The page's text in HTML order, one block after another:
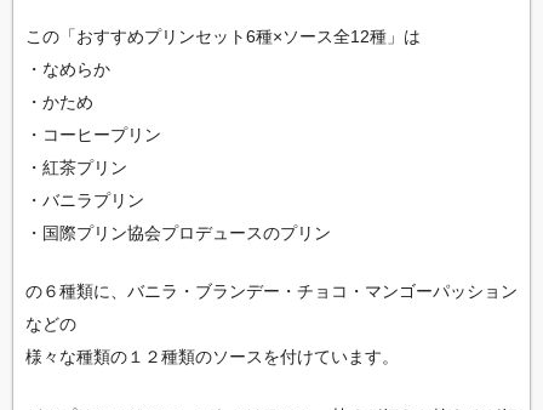
この「おすすめプリンセット6種×ソース全12種」は
・なめらか
・かため
・コーヒープリン
・紅茶プリン
・バニラプリン
・国際プリン協会プロデュースのプリン
の６種類に、バニラ・ブランデー・チョコ・マンゴーパッション
などの
様々な種類の１２種類のソースを付けています。